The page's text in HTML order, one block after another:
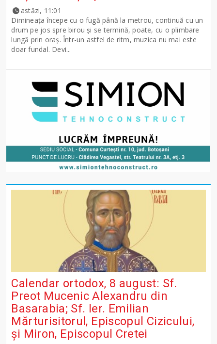
astăzi, 11:01
Dimineața începe cu o fugă până la metrou, continuă cu un
drum pe jos spre birou și se termină, poate, cu o plimbare
lungă prin oraș. Într-un astfel de ritm, muzica nu mai este
doar fundal. Devi...
Calendar ortodox, 8 august: Sf.
Preot Mucenic Alexandru din
Basarabia; Sf. Ier. Emilian
Mărturisitorul, Episcopul Cizicului,
şi Miron, Episcopul Cretei